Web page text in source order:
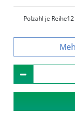
Polzahl je Reihe12